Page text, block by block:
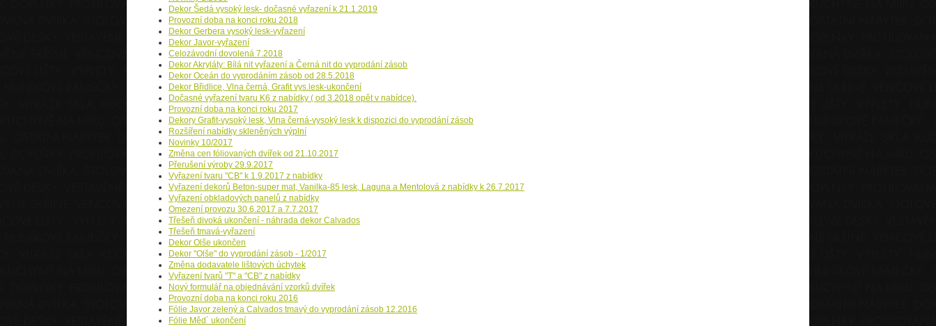
Dekor Šedá vysoký lesk- dočasné vyřazení k 21.1.2019
Provozní doba na konci roku 2018
Dekor Gerbera vysoký lesk-vyřazení
Dekor Javor-vyřazení
Celozávodní dovolená 7.2018
Dekor Akryláty: Bílá nit vyřazení a Černá nit do vyprodání zásob
Dekor Oceán do vyprodáním zásob od 28.5.2018
Dekor Břidlice, Vlna černá, Grafit vys.lesk-ukončení
Dočasné vyřazení tvaru K6 z nabídky ( od 3.2018 opět v nabídce).
Provozní doba na konci roku 2017
Dekory Grafit-vysoký lesk, Vlna černá-vysoký lesk k dispozici do vyprodání zásob
Rozšíření nabídky skleněných výplní
Novinky 10/2017
Změna cen fóliovaných dvířek od 21.10.2017
Přerušení výroby 29.9.2017
Vyřazení tvaru "CB" k 1.9.2017 z nabídky
Vyřazení dekorů Beton-super mat, Vanilka-85 lesk, Laguna a Mentolová z nabídky k 26.7.2017
Vyřazení obkladových panelů z nabídky
Omezení provozu 30.6.2017 a 7.7.2017
Třešeň divoká ukončení - náhrada dekor Calvados
Třešeň tmavá-vyřazení
Dekor Olše ukončen
Dekor "Olše" do vyprodání zásob - 1/2017
Změna dodavatele lištových úchytek
Vyřazení tvarů "T" a "CB" z nabídky
Nový formulář na objednávání vzorků dvířek
Provozní doba na konci roku 2016
Fólie Javor zelený a Calvados tmavý do vyprodání zásob 12.2016
Fólie Měd´ ukončení